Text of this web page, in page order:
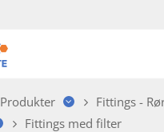
Produkter
Fittings -
Fittings med filter